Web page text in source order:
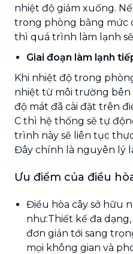
nhiệt độ giảm xuống.
trong phòng bằng mức
thì quá trình làm lạnh
Giai đoạn làm lạnh
Khi nhiệt độ trong
nhiệt từ môi trường bên
độ mát đã cài đặt trên
C thì hệ thống sẽ tự
trình này sẽ liên tục
Đây chính là nguyên lý
Ưu điểm của điều
Điều hòa cây sở hữu
như:Thiết kế đa
đơn giản tới sang
mọi không gian và